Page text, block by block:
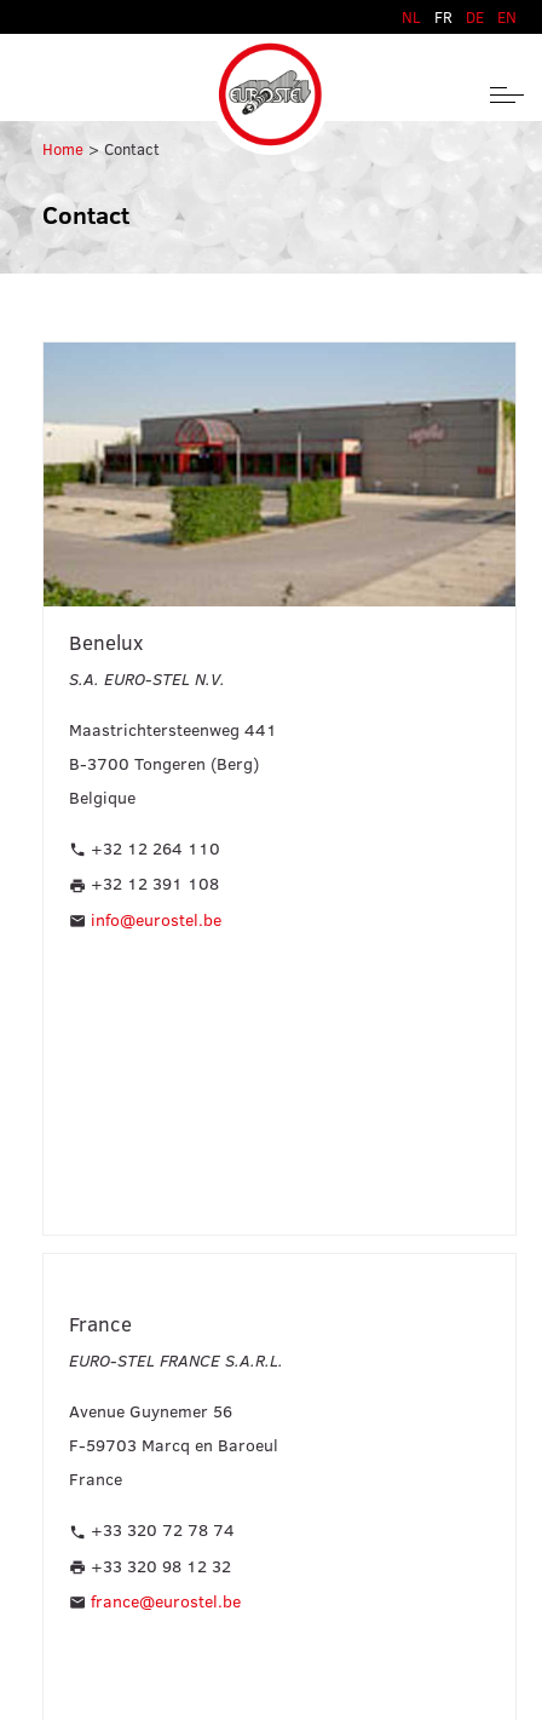
NL FR DE EN
Home Contact
Contact
Benelux
S.A. EURO-STEL N.V.
Maastrichtersteenweg 441
B-3700 Tongeren (Berg)
Belgique
phone +32 12 264 110
print +32 12 391 108
mail info@eurostel.be
France
EURO-STEL FRANCE S.A.R.L.
Avenue Guynemer 56
F-59703 Marcq en Baroeul
France
phone +33 320 72 78 74
print +33 320 98 12 32
mail france@eurostel.be